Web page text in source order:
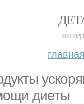
главная
диеты